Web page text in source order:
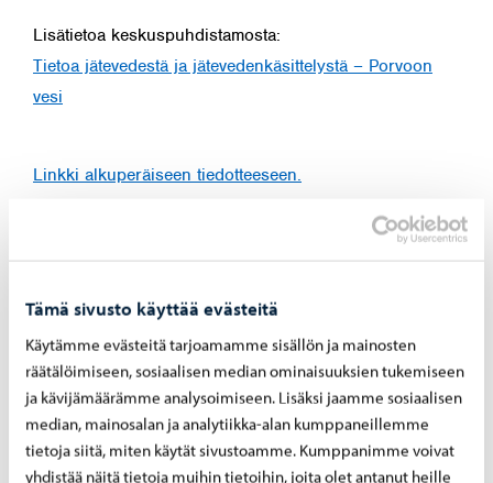
Tämä sivusto käyttää evästeitä
Käytämme evästeitä tarjoamamme sisällön ja mainosten
räätälöimiseen, sosiaalisen median ominaisuuksien tukemiseen
ja kävijämäärämme analysoimiseen. Lisäksi jaamme sosiaalisen
median, mainosalan ja analytiikka-alan kumppaneillemme
tietoja siitä, miten käytät sivustoamme. Kumppanimme voivat
yhdistää näitä tietoja muihin tietoihin, joita olet antanut heille
Lisätietoa keskuspuhdistamosta:
Tietoa jätevedestä ja jätevedenkäsittelystä – Porvoon
vesi
Linkki alkuperäiseen tiedotteeseen.
Aiheeseen liittyvät uutiset
Porvoon vesi - 27.7.2026